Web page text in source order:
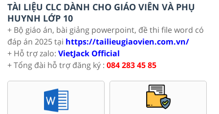
TÀI LIỆU CLC DÀNH CHO GIÁO VIÊN VÀ PHỤ
HUYNH LỚP 10
+ Bộ giáo án, bài giảng powerpoint, đề thi file word có
đáp án 2025 tại https://tailieugiaovien.com.vn/
+ Hỗ trợ zalo: VietJack Official
+ Tổng đài hỗ trợ đăng ký : 084 283 45 85